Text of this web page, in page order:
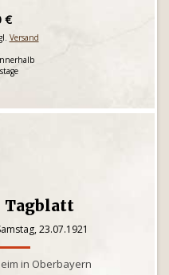
€
Versand
Tagblatt
23.07.1921
in Oberbayern